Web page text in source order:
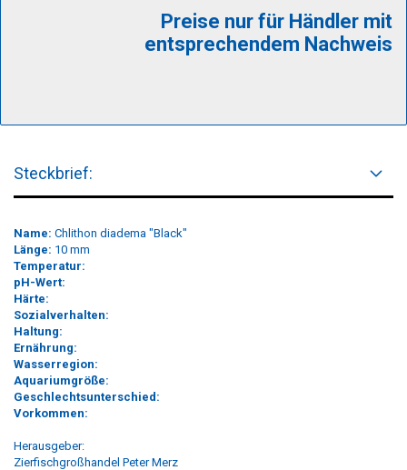
Preise nur für Händler mit
entsprechendem Nachweis
Steckbrief:
Name: Chlithon diadema "Black"
Länge: 10 mm
Temperatur:
pH-Wert:
Härte:
Sozialverhalten:
Haltung:
Ernährung:
Wasserregion:
Aquariumgröße:
Geschlechtsunterschied:
Vorkommen:
Herausgeber:
Zierfischgroßhandel Peter Merz